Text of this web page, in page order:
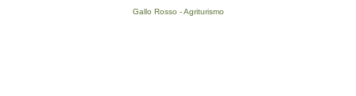
Gallo Rosso - Agriturismo